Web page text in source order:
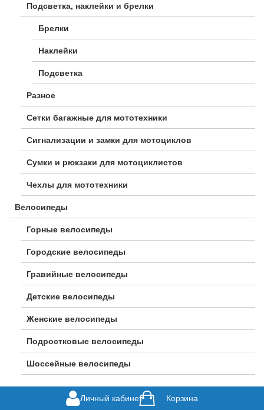
Подсветка, наклейки и брелки
Брелки
Наклейки
Подсветка
Разное
Сетки багажные для мототехники
Сигнализации и замки для мотоциклов
Сумки и рюкзаки для мотоциклистов
Чехлы для мототехники
Велосипеды
Горные велосипеды
Городские велосипеды
Гравийные велосипеды
Детские велосипеды
Женские велосипеды
Подростковые велосипеды
Шоссейные велосипеды
Личный кабинет Корзина